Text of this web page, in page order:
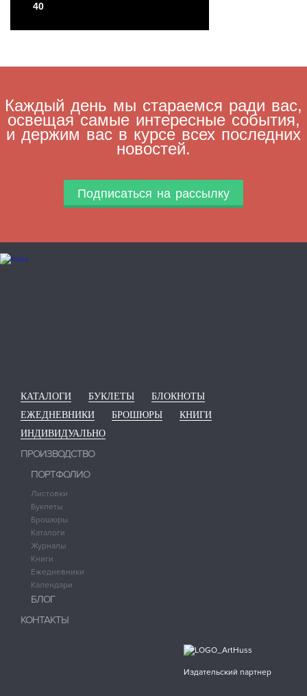
40
Каждый день мы стараемся ради вас,
освещая самые интересные события,
и держим вас в курсе всех последних
новостей.
Подписаться на рассылку
КАТАЛОГИ БУКЛЕТЫ
БЛОКНОТЫ
ЕЖЕДНЕВНИКИ
БРОШЮРЫ
КНИГИ
ИНДИВИДУАЛЬНО
ПРОИЗВОДСТВО
ПОРТФОЛИО
Листовки
Буклеты
Брошюры
Каталоги
Журналы
Книги
Ежедневники
Календари
БЛОГ
КОНТАКТЫ
Издательский партнер